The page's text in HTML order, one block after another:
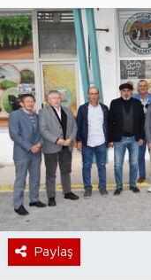
Paylaş
Sanat
Bölge
Teknoloji
Magazin
Dünya
Sektör